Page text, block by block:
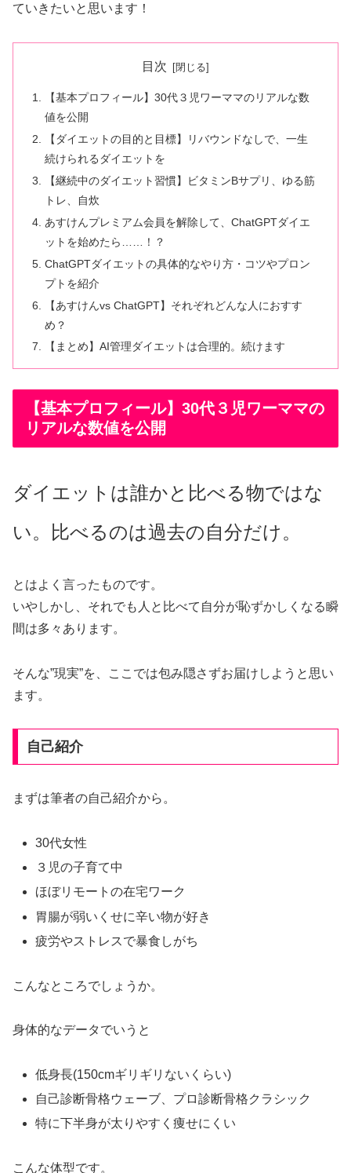
ていきたいと思います！
目次
【基本プロフィール】30代３児ワーママのリアルな数
値を公開
【ダイエットの目的と目標】リバウンドなしで、一生
続けられるダイエットを
【継続中のダイエット習慣】ビタミンBサプリ、ゆる筋
トレ、自炊
あすけんプレミアム会員を解除して、ChatGPTダイエ
ットを始めたら……！？
ChatGPTダイエットの具体的なやり方・コツやプロン
プトを紹介
【あすけんvs ChatGPT】それぞれどんな人におすす
め？
【まとめ】AI管理ダイエットは合理的。続けます
【基本プロフィール】30代３児ワーママの
リアルな数値を公開
ダイエットは誰かと比べる物ではな
い。比べるのは過去の自分だけ。
とはよく言ったものです。
いやしかし、それでも人と比べて自分が恥ずかしくなる瞬
間は多々あります。
そんな”現実”を、ここでは包み隠さずお届けしようと思い
ます。
自己紹介
まずは筆者の自己紹介から。
30代女性
３児の子育て中
ほぼリモートの在宅ワーク
胃腸が弱いくせに辛い物が好き
疲労やストレスで暴食しがち
こんなところでしょうか。
身体的なデータでいうと
低身長(150cmギリギリないくらい)
自己診断骨格ウェーブ、プロ診断骨格クラシック
特に下半身が太りやすく痩せにくい
こんな体型です。